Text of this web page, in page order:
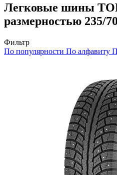
Легковые шины
размерностью 235/
Фильтр
По популярности По алфавиту